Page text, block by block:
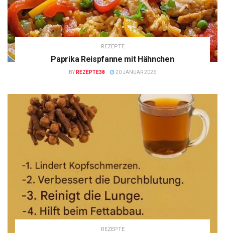
REZEPTE
Paprika Reispfanne mit Hähnchen
BY REZEPTE38 20 JANUAR 2026
REZEPTE